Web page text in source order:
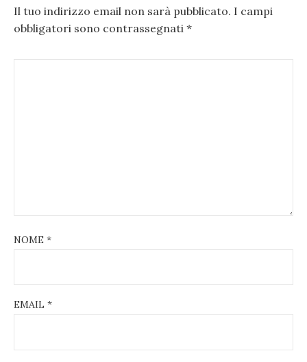
Il tuo indirizzo email non sarà pubblicato. I campi
obbligatori sono contrassegnati *
NOME *
EMAIL *